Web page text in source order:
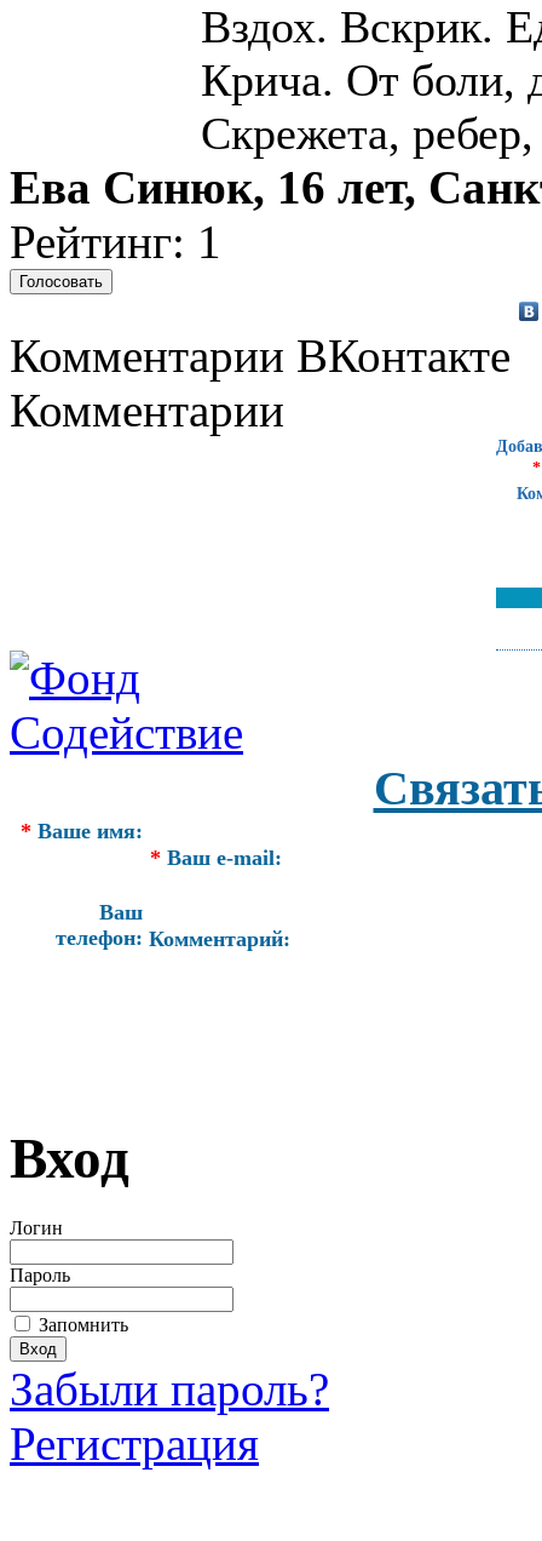
Вздох. Вскрик.
Крича. От боли,
Скрежета,
Ева Синюк, 16 лет,
Рейтинг: 1
Комментарии ВКонтакте
Комментарии
*
* Ваше имя:
* Ваш e-mail:
Ваш
телефон: Комментарий:
Вход
Логин
Пароль
Запомнить
Забыли пароль?
Регистрация